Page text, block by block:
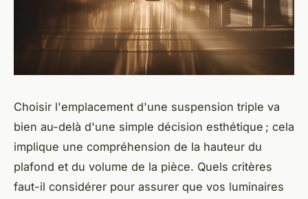
Choisir l'emplacement d'une suspension triple va
bien au-delà d'une simple décision esthétique ; cela
implique une compréhension de la hauteur du
plafond et du volume de la pièce. Quels critères
faut-il considérer pour assurer que vos luminaires